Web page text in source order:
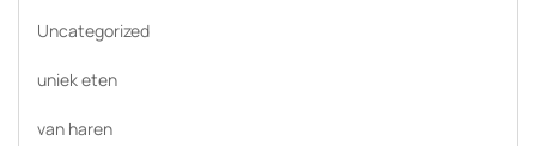
Uncategorized
uniek eten
van haren